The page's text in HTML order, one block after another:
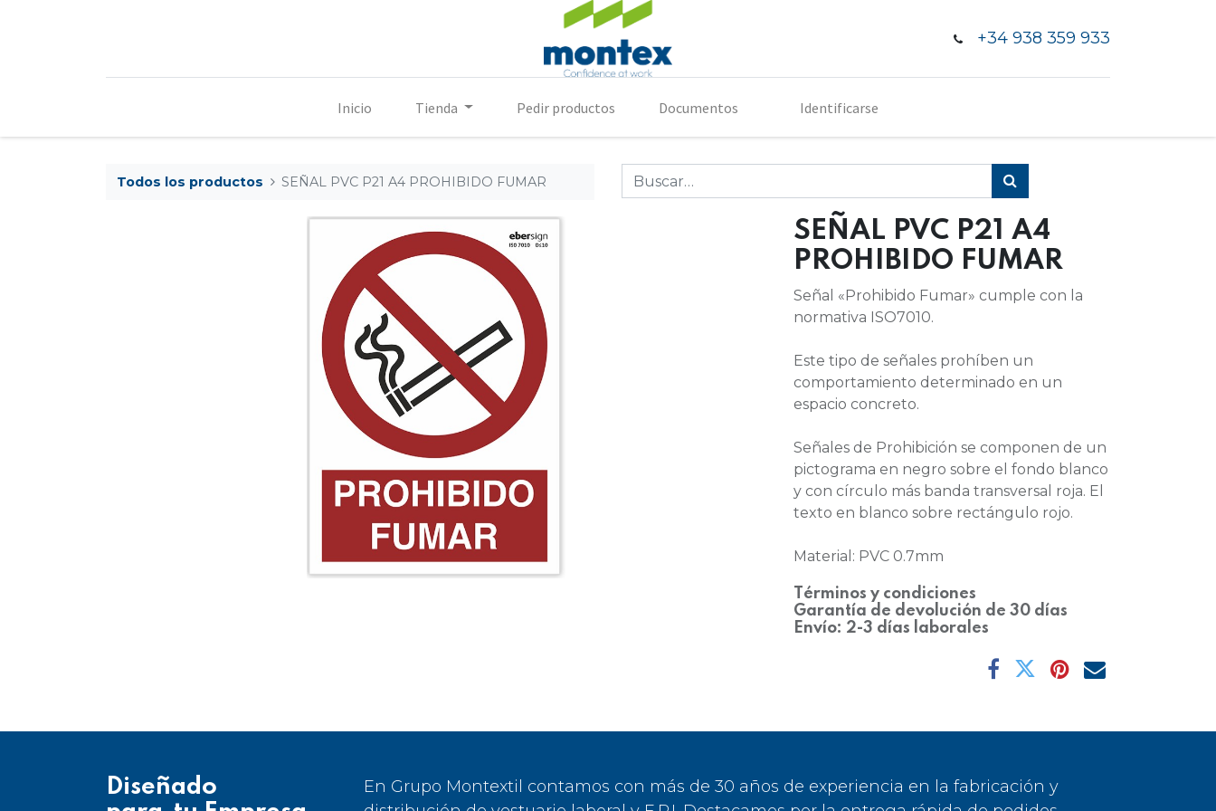
+34 938 359 933
Inicio Tienda Pedir productos Documentos Identificarse
Todos los productos SEÑAL PVC P21 A4 PROHIBIDO FUMAR
SEÑAL PVC P21 A4
PROHIBIDO FUMAR
Señal «Prohibido Fumar» cumple con la
normativa ISO7010.
Este tipo de señales prohíben un
comportamiento determinado en un
espacio concreto.
Señales de Prohibición se componen de un
pictograma en negro sobre el fondo blanco
y con círculo más banda transversal roja. El
texto en blanco sobre rectángulo rojo.
Material: PVC 0.7mm
Términos y condiciones
Garantía de devolución de 30 días
Envío: 2-3 días laborales
Diseñado
En Grupo Montextil contamos con más de 30 años de experiencia en la fabricación y